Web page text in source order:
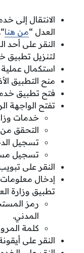
الانتقال إلى
العدل “من هنا“.
النقر على أحد
لتنزيل تطبيق
استكمال عملية
منح التطبيق
فتح تطبيق
تفتح الواجهة
خدمات
التحقق
تسجيل
تسجيل
النقر على
إدخال
تطبيق وزارة
رمز
المدني.
كلمة
النقر على